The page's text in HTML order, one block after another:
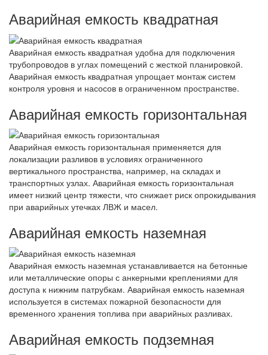
Аварийная емкость квадратная
Аварийная емкость квадратная удобна для подключения
трубопроводов в углах помещений с жесткой планировкой.
Аварийная емкость квадратная упрощает монтаж систем
контроля уровня и насосов в ограниченном пространстве.
Аварийная емкость горизонтальная
Аварийная емкость горизонтальная применяется для
локализации разливов в условиях ограниченного
вертикального пространства, например, на складах и
транспортных узлах. Аварийная емкость горизонтальная
имеет низкий центр тяжести, что снижает риск опрокидывания
при аварийных утечках ЛВЖ и масел.
Аварийная емкость наземная
Аварийная емкость наземная устанавливается на бетонные
или металлические опоры с анкерными креплениями для
доступа к нижним патрубкам. Аварийная емкость наземная
используется в системах пожарной безопасности для
временного хранения топлива при аварийных разливах.
Аварийная емкость подземная